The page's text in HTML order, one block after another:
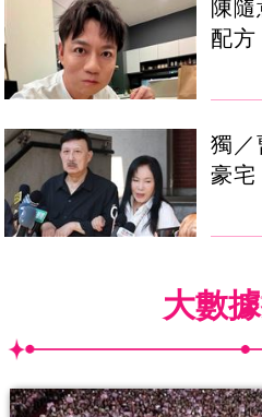
陳
配
獨／
豪
大數